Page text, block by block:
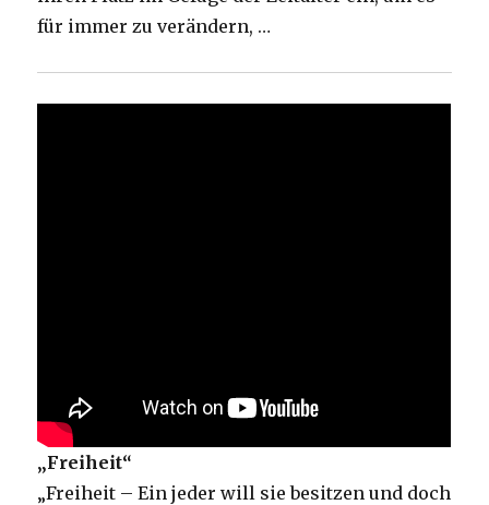
für immer zu verändern, …
„Freiheit“
„Freiheit – Ein jeder will sie besitzen und doch